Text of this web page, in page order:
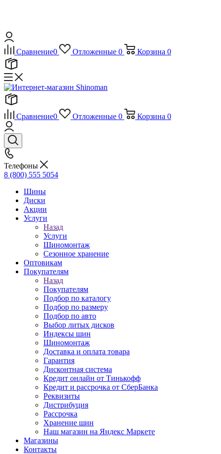
Сравнение0 Отложенные 0 Корзина 0
Сравнение0 Отложенные 0 Корзина 0
Телефоны
8 (800) 555 5054
Шины
Диски
Акции
Услуги
Назад
Услуги
Шиномонтаж
Сезонное хранение
Оптовикам
Покупателям
Назад
Покупателям
Подбор по каталогу
Подбор по размеру
Подбор по авто
Выбор литых дисков
Индексы шин
Шиномонтаж
Доставка и оплата товара
Гарантия
Дисконтная система
Кредит онлайн от Тинькофф
Кредит и рассрочка от СберБанка
Реквизиты
Дистрибуция
Рассрочка
Хранение шин
Наш магазин на Яндекс Маркете
Магазины
Контакты